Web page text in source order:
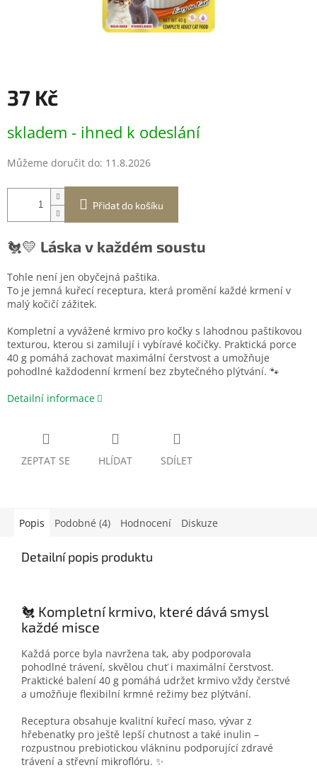
37 Kč
cena:
skladem - ihned k odeslání
Můžeme doručit do: 11.8.2026
Přidat do košíku
🐔💛 Láska v každém soustu
Tohle není jen obyčejná paštika.
To je jemná kuřecí receptura, která promění každé krmení v
malý kočičí zážitek.
Kompletní a vyvážené krmivo pro kočky s lahodnou paštikovou
texturou, kterou si zamilují i vybíravé kočičky. Praktická porce
40 g pomáhá zachovat maximální čerstvost a umožňuje
pohodlné každodenní krmení bez zbytečného plýtvání. 🐾
Detailní informace
ZEPTAT SE HLÍDAT SDÍLET
Popis Podobné (4) Hodnocení Diskuze
Detailní popis produktu
🐔 Kompletní krmivo, které dává smysl
každé misce
Každá porce byla navržena tak, aby podporovala
pohodlné trávení, skvělou chuť i maximální čerstvost.
Praktické balení 40 g pomáhá udržet krmivo vždy čerstvé
a umožňuje flexibilní krmné režimy bez plýtvání.
Receptura obsahuje kvalitní kuřecí maso, vývar z
hřebenatky pro ještě lepší chutnost a také inulin –
rozpustnou prebiotickou vlákninu podporující zdravé
trávení a střevní mikroflóru. ✨